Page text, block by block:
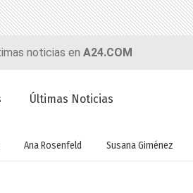
noticias en A24.COM
Últimas Noticias
Ana Rosenfeld Susana Giménez